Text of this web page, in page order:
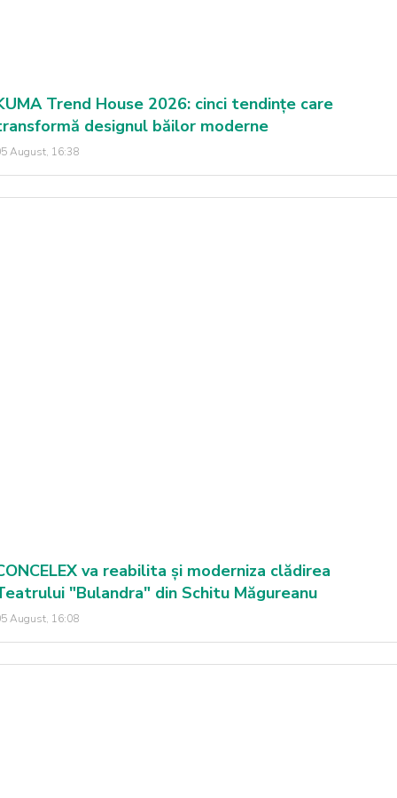
Trend House 2026: cinci tendințe care
designul băilor moderne
August, 16:38
va reabilita și moderniza clădirea
"Bulandra" din Schitu Măgureanu
August, 16:08